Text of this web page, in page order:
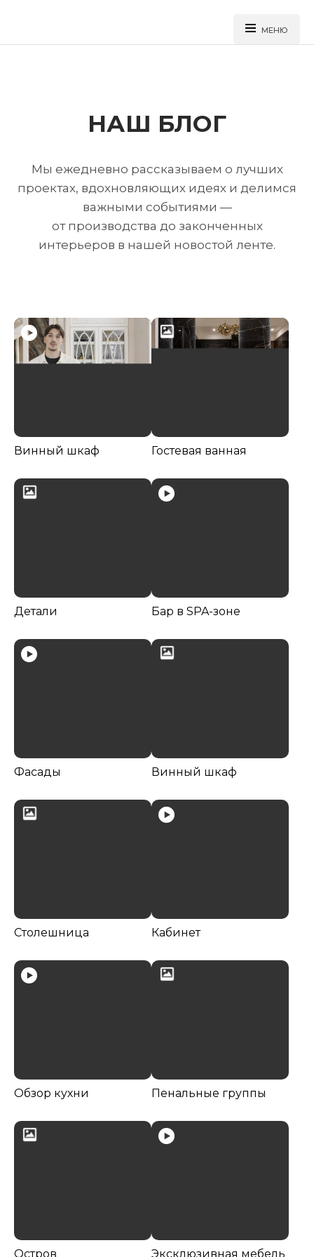
МЕНЮ
НАШ БЛОГ
Мы ежедневно рассказываем о лучших
проектах, вдохновляющих идеях и делимся
важными событиями —
от производства до законченных
интерьеров в нашей новостой ленте.
Винный шкаф Гостевая ванная
Детали Бар в SPA-зоне
Фасады Винный шкаф
Столешница Кабинет
Обзор кухни Пенальные группы
Остров Эксклюзивная мебель